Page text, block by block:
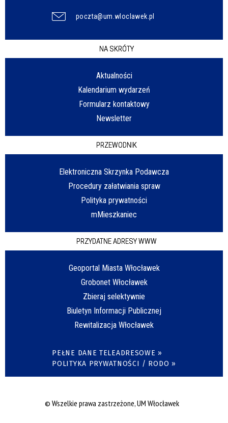
poczta@um.wloclawek.pl
NA SKRÓTY
Aktualności
Kalendarium wydarzeń
Formularz kontaktowy
Newsletter
PRZEWODNIK
Elektroniczna Skrzynka Podawcza
Procedury załatwiania spraw
Polityka prywatności
mMieszkaniec
PRZYDATNE ADRESY WWW
Geoportal Miasta Włocławek
Grobonet Włocławek
Zbieraj selektywnie
Biuletyn Informacji Publicznej
Rewitalizacja Włocławek
PEŁNE DANE TELEADRESOWE »
POLITYKA PRYWATNOŚCI / RODO »
© Wszelkie prawa zastrzeżone, UM Włocławek